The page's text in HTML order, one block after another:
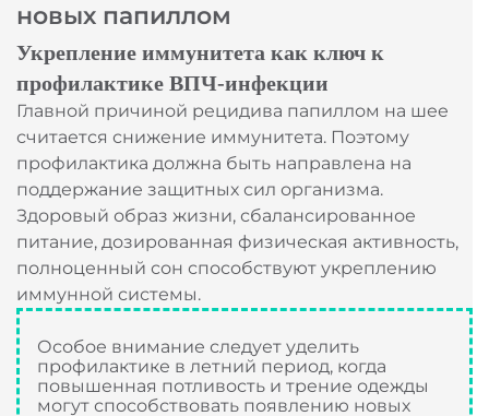
новых папиллом
Укрепление иммунитета как ключ к
профилактике ВПЧ-инфекции
Главной причиной рецидива папиллом на шее
считается снижение иммунитета. Поэтому
профилактика должна быть направлена на
поддержание защитных сил организма.
Здоровый образ жизни, сбалансированное
питание, дозированная физическая активность,
полноценный сон способствуют укреплению
иммунной системы.
Особое внимание следует уделить
профилактике в летний период, когда
повышенная потливость и трение одежды
могут способствовать появлению новых